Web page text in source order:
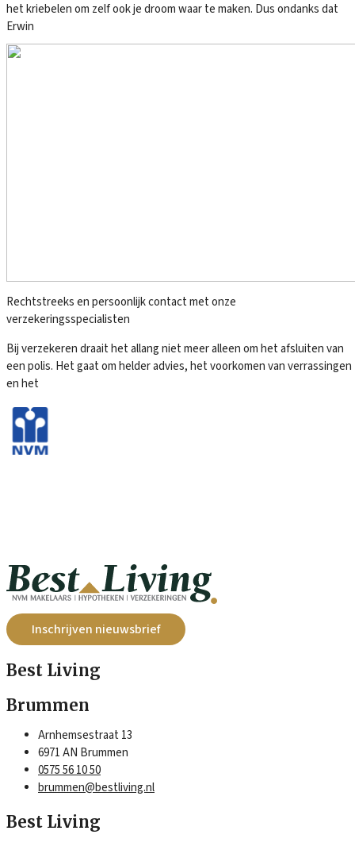
het kriebelen om zelf ook je droom waar te maken. Dus ondanks dat
Erwin
Rechtstreeks en persoonlijk contact met onze
verzekeringsspecialisten
Bij verzekeren draait het allang niet meer alleen om het afsluiten van
een polis. Het gaat om helder advies, het voorkomen van verrassingen
en het
Inschrijven nieuwsbrief
Best Living
Brummen
Arnhemsestraat 13
6971 AN Brummen
0575 56 10 50
brummen@bestliving.nl
Best Living